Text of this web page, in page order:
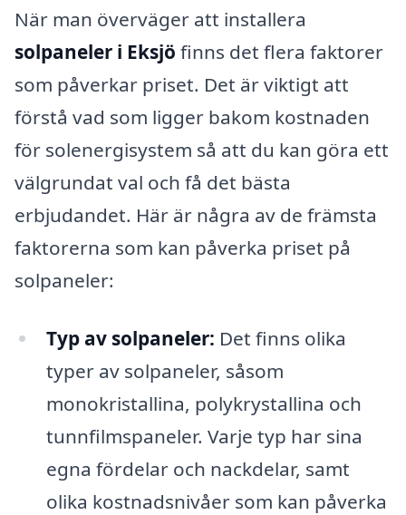
När man överväger att installera
solpaneler i Eksjö finns det flera faktorer
som påverkar priset. Det är viktigt att
förstå vad som ligger bakom kostnaden
för solenergisystem så att du kan göra ett
välgrundat val och få det bästa
erbjudandet. Här är några av de främsta
faktorerna som kan påverka priset på
solpaneler:
Typ av solpaneler: Det finns olika
typer av solpaneler, såsom
monokristallina, polykrystallina och
tunnfilmspaneler. Varje typ har sina
egna fördelar och nackdelar, samt
olika kostnadsnivåer som kan påverka